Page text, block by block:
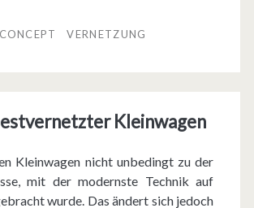
v
r
n
VERNETZUNG
Kleinwagen
Kleinwagen nicht unbedingt zu der
mit der modernste Technik auf
wurde. Das ändert sich jedoch